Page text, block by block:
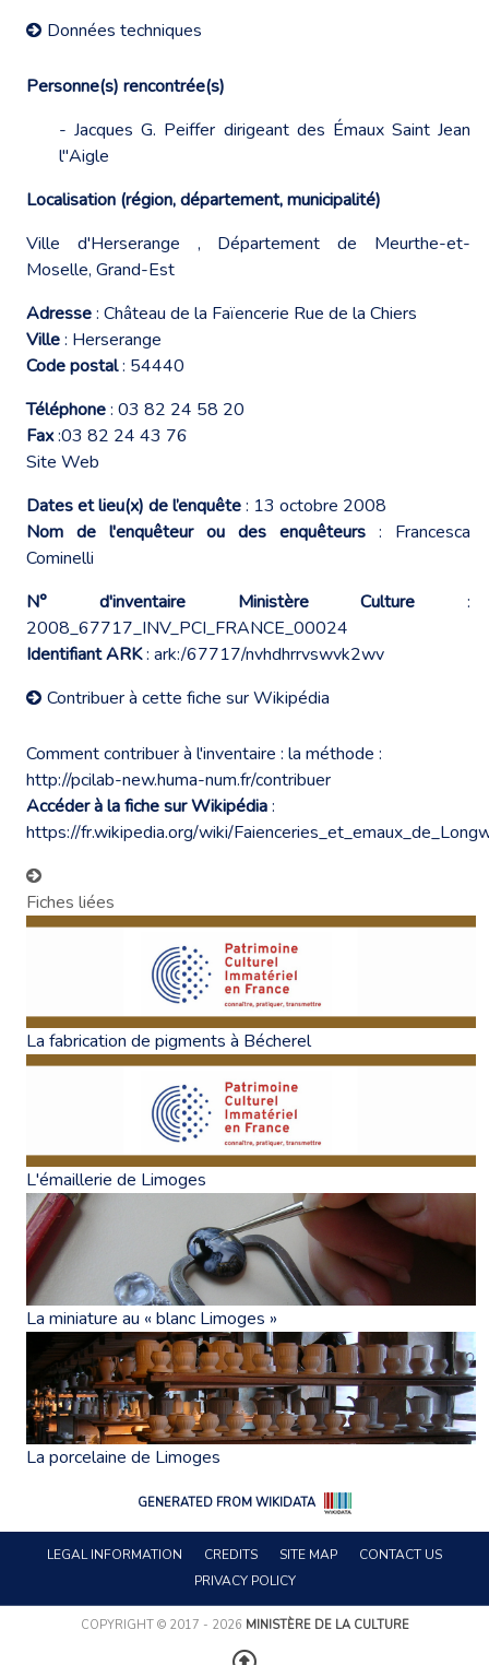
Données techniques
Personne(s) rencontrée(s)
- Jacques G. Peiffer dirigeant des Émaux Saint Jean
l''Aigle
Localisation (région, département, municipalité)
Ville d'Herserange , Département de Meurthe-et-
Moselle, Grand-Est
Adresse: Château de la Faïencerie Rue de la Chiers
Ville: Herserange
Code postal: 54440
Téléphone: 03 82 24 58 20
Fax:03 82 24 43 76
Site Web
Dates et lieu(x) de l’enquête: 13 octobre 2008
Nom de l'enquêteur ou des enquêteurs : Francesca
Cominelli
N° d'inventaire Ministère Culture :
2008_67717_INV_PCI_FRANCE_00024
Identifiant ARK: ark:/67717/nvhdhrrvswvk2wv
Contribuer à cette fiche sur Wikipédia
Comment contribuer à l'inventaire : la méthode :
http://pcilab-new.huma-num.fr/contribuer
Accéder à la fiche sur Wikipédia:
https://fr.wikipedia.org/wiki/
Fiches liées
La fabrication de pigments à Bécherel
L'émaillerie de Limoges
La miniature au « blanc Limoges »
La porcelaine de Limoges
GENERATED FROM WIKIDATA
LEGAL INFORMATION CREDITS SITE MAP
CONTACT US
PRIVACY POLICY
COPYRIGHT © 2017 - 2026 MINISTÈRE DE LA CULTURE